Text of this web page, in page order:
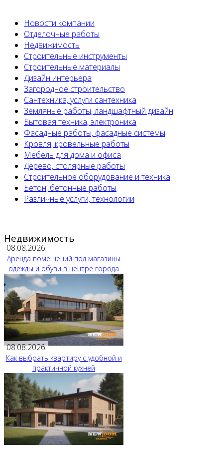
Новости компании
Отделочные работы
Недвижимость
Строительные инструменты
Строительные материалы
Дизайн интерьера
Загородное строительство
Сантехника, услуги сантехника
Земляные работы, ландшафтный дизайн
Бытовая техника, электроника
Фасадные работы, фасадные системы
Кровля, кровельные работы
Мебель для дома и офиса
Дерево, столярные работы
Строительное оборудование и техника
Бетон, бетонные работы
Различные услуги, технологии
Недвижимость
08.08.2026
Аренда помещений под магазины
одежды и обуви в центре города
08.08.2026
Как выбрать квартиру с удобной и
практичной кухней